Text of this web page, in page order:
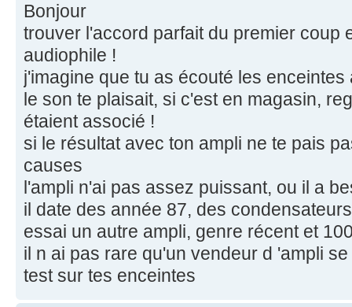
Bonjour
trouver l'accord parfait du premier coup
audiophile !
j'imagine que tu as écouté les
le son te plaisait, si c'est en magasin,
étaient associé !
si le résultat avec ton ampli ne te pais
causes
l'ampli n'ai pas assez puissant, ou il a
il date des année 87, des
essai un autre ampli, genre récent et
il n ai pas rare qu'un vendeur d 'ampli
test sur tes enceintes